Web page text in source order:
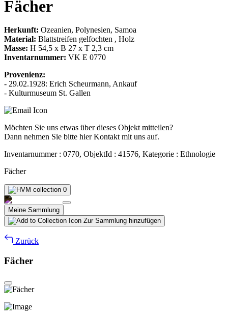
Fächer
Herkunft: Ozeanien, Polynesien, Samoa
Material: Blattstreifen gelfochten , Holz
Masse: H 54,5 x B 27 x T 2,3 cm
Inventarnummer: VK E 0770
Provenienz:
- 29.02.1928: Erich Scheurmann, Ankauf
- Kulturmuseum St. Gallen
Möchten Sie uns etwas über dieses Objekt mitteilen?
Dann nehmen Sie bitte hier Kontakt mit uns auf.
Inventarnummer : 0770, ObjektId : 41576, Kategorie : Ethnologie
Fächer
0
Meine Sammlung
Zur Sammlung hinzufügen
Zurück
Fächer